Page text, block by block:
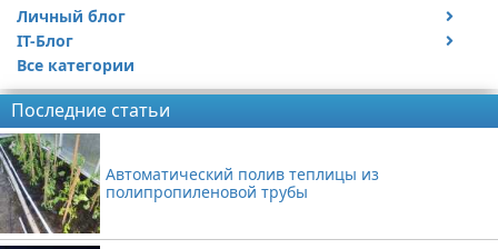
Личный блог
Путешествия и отдых
Автомобили
Диагностика автомобилей
Тюнинг и стайлинг автомобилей
Страхование автомобилей
Ремонт автомобилей
Разное про автомобили
Музыка
Кино
Личное мнение
Aliexpress
Обзоры моих покупок с Aliexpress
Интересные товары с Aliexpress
Разное про Aliexpress
VolkMaster Project
Новости VolkMaster Project
Хостинг VolkMaster Project
Новости VR66.RU
Екатеринбург
IT-Блог
Сайтостроение
Веб-программирование
Веб-дизайн и верстка
SEO оптимизация и продвижение
Разное про сайты
Программное обеспечение
Пользовательское ПО
Серверное ПО
Игровое ПО
ПО для разработчиков
Лайфхак
Оборудование
Компьютерная техника
Видеонаблюдение
MODX REVO
Компоненты для MODX REVO
API MODX REVO
XPDO MODX REVO
Собственные разработки для MODX REVO
Программирование
Информационная безопасность
Все категории
Последние статьи
Автоматический полив теплицы из
полипропиленовой трубы